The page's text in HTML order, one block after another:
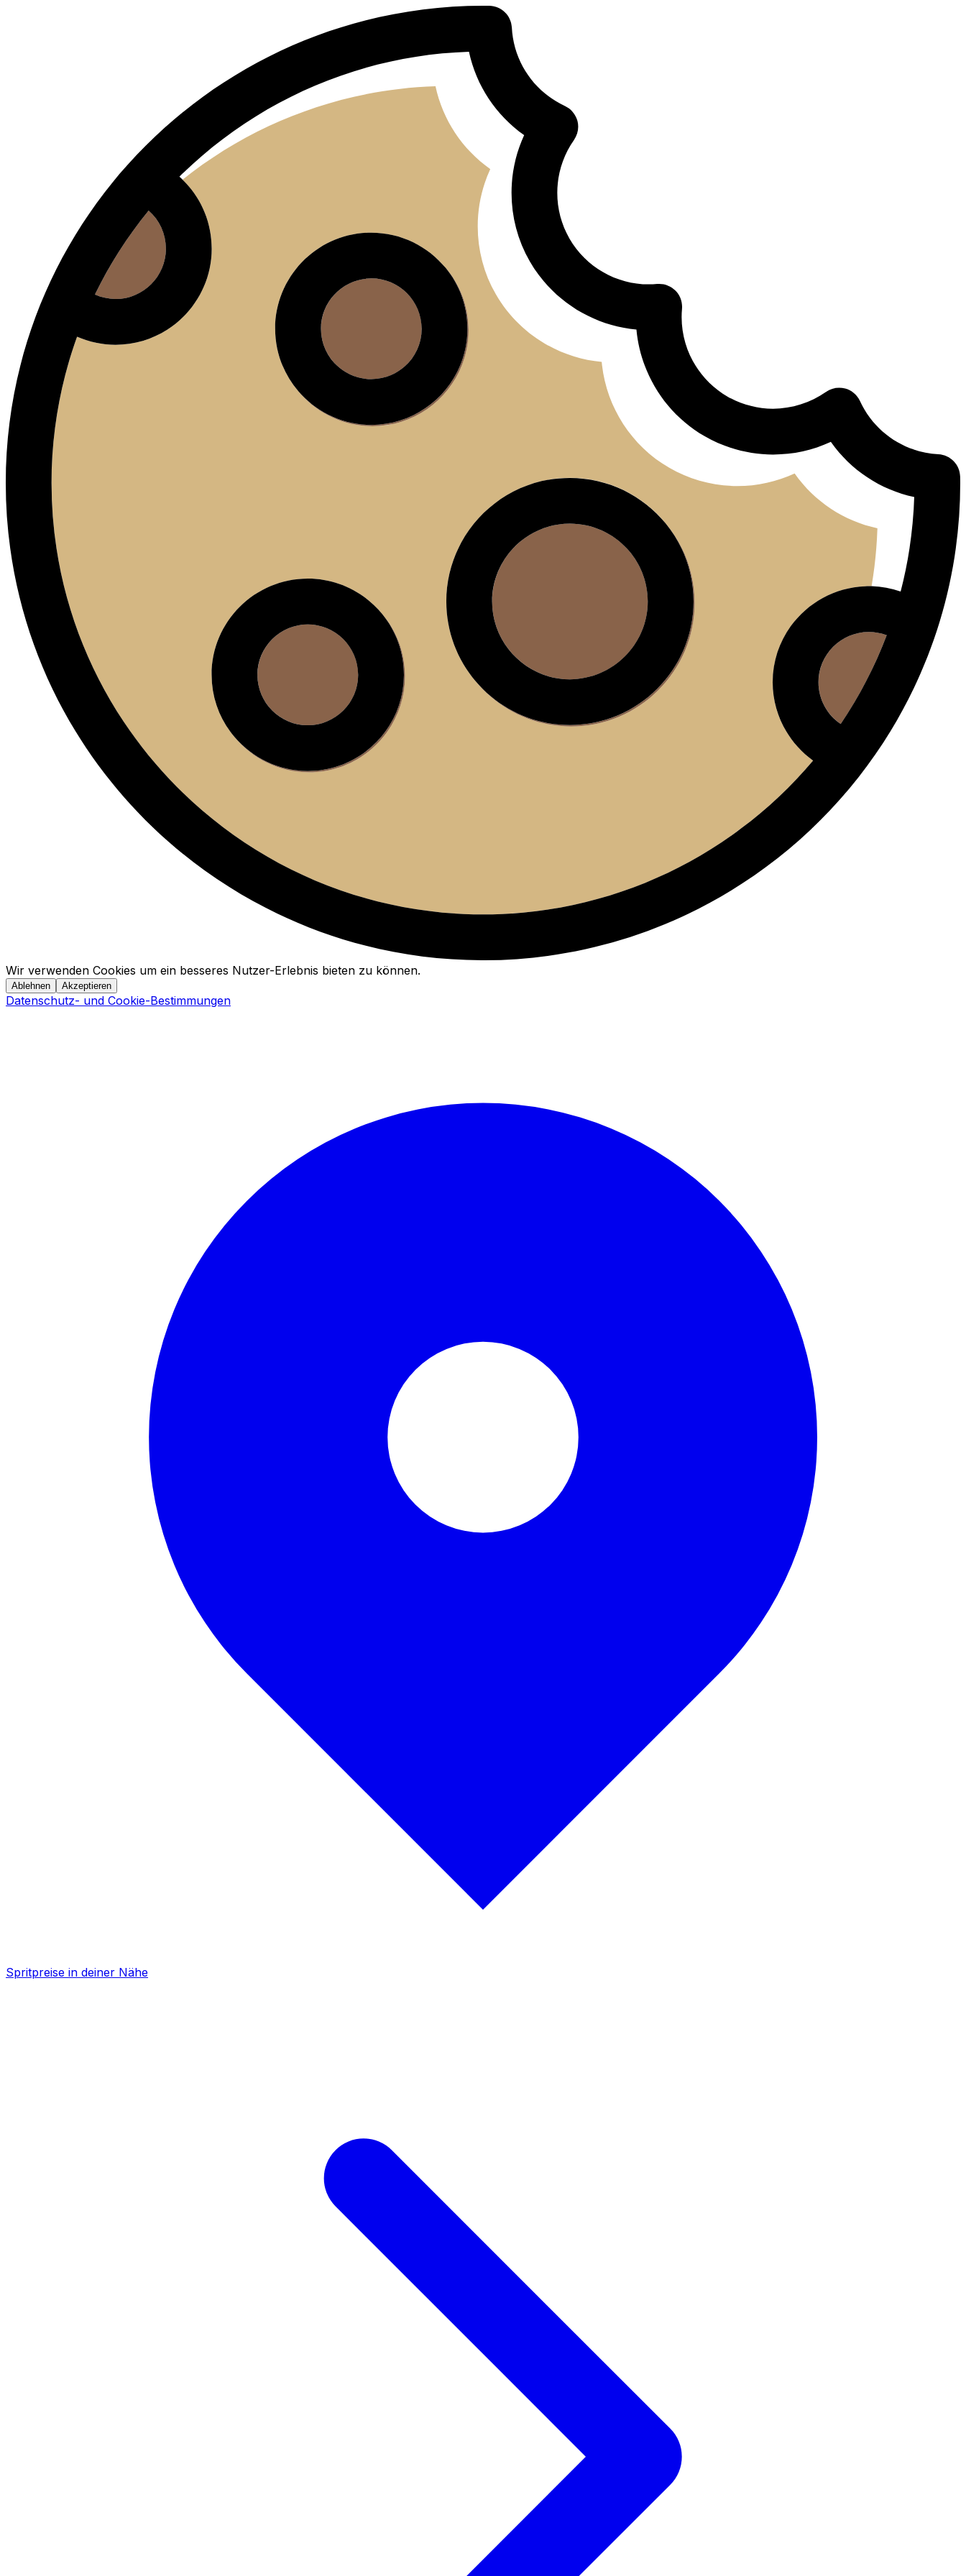
Wir verwenden Cookies um ein besseres Nutzer-Erlebnis bieten zu können.
Ablehnen Akzeptieren
Datenschutz- und Cookie-Bestimmungen
Spritpreise in deiner Nähe